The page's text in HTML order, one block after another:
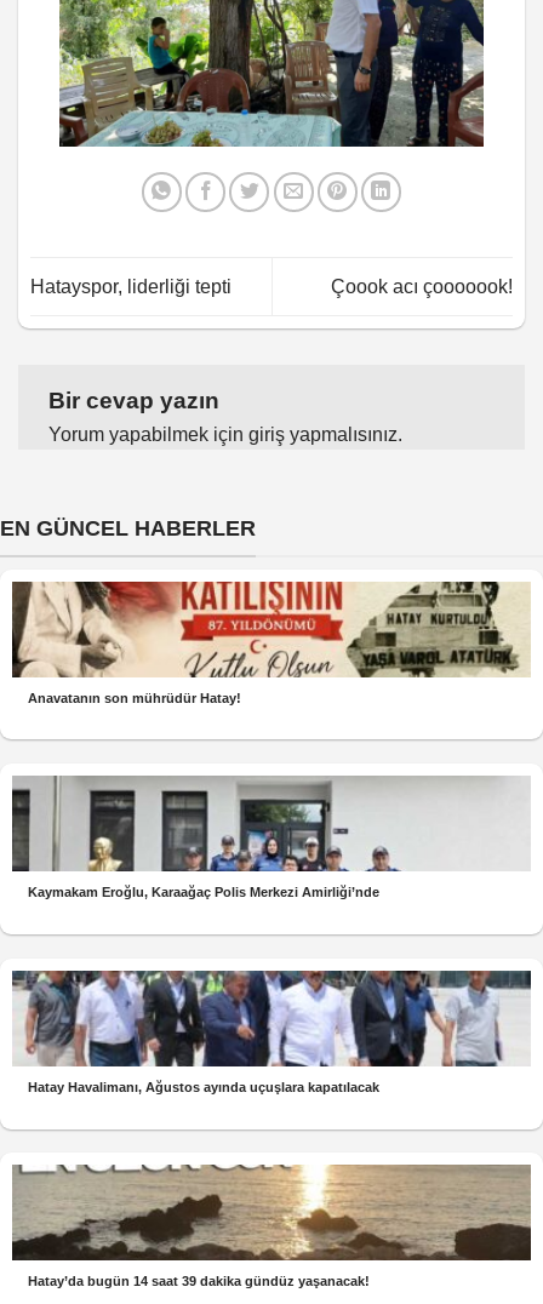
Hatayspor, liderliği tepti Çoook acı çooooook!
Bir cevap yazın
Yorum yapabilmek için giriş yapmalısınız.
EN GÜNCEL HABERLER
Anavatanın son mührüdür Hatay!
Kaymakam Eroğlu, Karaağaç Polis Merkezi Amirliği’nde
Hatay Havalimanı, Ağustos ayında uçuşlara kapatılacak
Hatay’da bugün 14 saat 39 dakika gündüz yaşanacak!